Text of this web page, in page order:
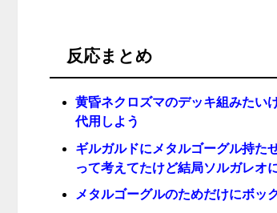
反応まとめ
黄昏ネクロズマのデッキ組みたい
代用しよう
ギルガルドにメタルゴーグル持た
って考えてたけど結局ソルガレオ
メタルゴーグルのためだけにボッ